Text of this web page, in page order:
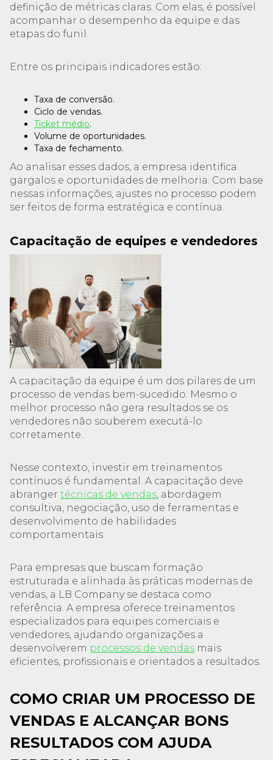
definição de métricas claras. Com elas, é possível
acompanhar o desempenho da equipe e das
etapas do funil.
Entre os principais indicadores estão:
Taxa de conversão.
Ciclo de vendas.
Ticket médio.
Volume de oportunidades.
Taxa de fechamento.
Ao analisar esses dados, a empresa identifica
gargalos e oportunidades de melhoria. Com base
nessas informações, ajustes no processo podem
ser feitos de forma estratégica e contínua.
Capacitação de equipes e vendedores
A capacitação da equipe é um dos pilares de um
processo de vendas bem-sucedido. Mesmo o
melhor processo não gera resultados se os
vendedores não souberem executá-lo
corretamente.
Nesse contexto, investir em treinamentos
contínuos é fundamental. A capacitação deve
abranger técnicas de vendas, abordagem
consultiva, negociação, uso de ferramentas e
desenvolvimento de habilidades
comportamentais.
Para empresas que buscam formação
estruturada e alinhada às práticas modernas de
vendas, a LB Company se destaca como
referência. A empresa oferece treinamentos
especializados para equipes comerciais e
vendedores, ajudando organizações a
desenvolverem processos de vendas mais
eficientes, profissionais e orientados a resultados.
COMO CRIAR UM PROCESSO DE
VENDAS E ALCANÇAR BONS
RESULTADOS COM AJUDA